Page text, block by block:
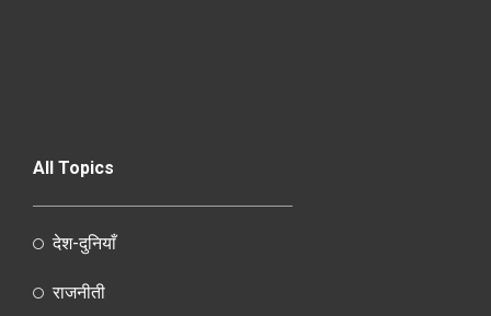
All Topics
देश-दुनियाँ
राजनीती